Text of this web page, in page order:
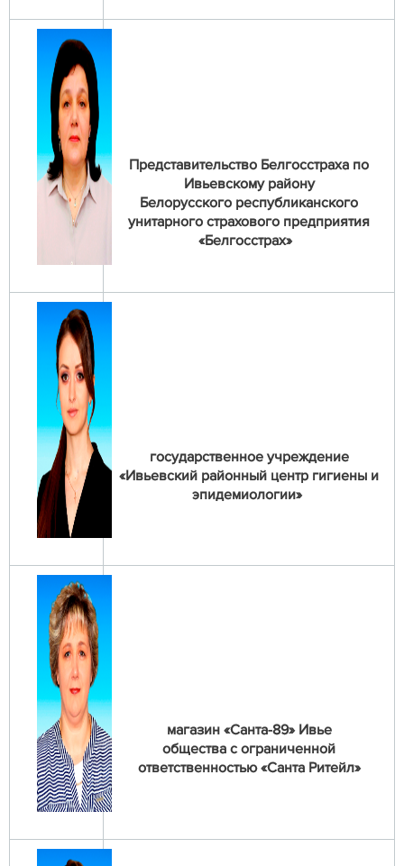
Представительство Белгосстраха по
Ивьевскому району
Белорусского республиканского
унитарного страхового предприятия
«Белгосстрах»
государственное учреждение
«Ивьевский районный центр гигиены и
эпидемиологии»
магазин «Санта-89» Ивье
общества с ограниченной
ответственностью «Санта Ритейл»